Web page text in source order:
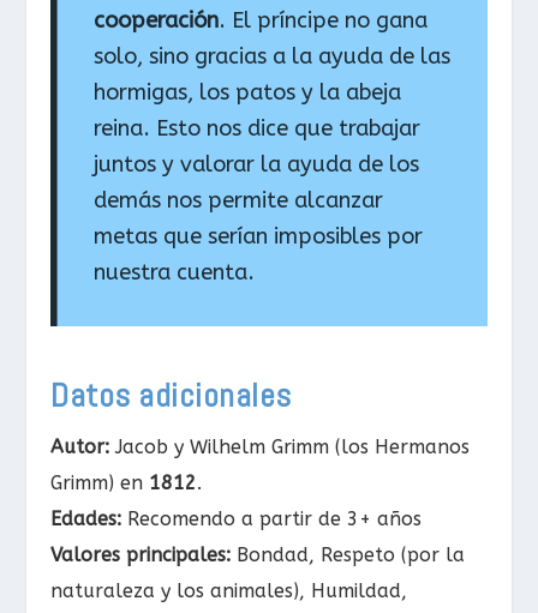
cooperación. El príncipe no gana
solo, sino gracias a la ayuda de las
hormigas, los patos y la abeja
reina. Esto nos dice que trabajar
juntos y valorar la ayuda de los
demás nos permite alcanzar
metas que serían imposibles por
nuestra cuenta.
Datos adicionales
Autor: Jacob y Wilhelm Grimm (los Hermanos
Grimm) en 1812.
Edades: Recomendo a partir de 3+ años
Valores principales: Bondad, Respeto (por la
naturaleza y los animales), Humildad,